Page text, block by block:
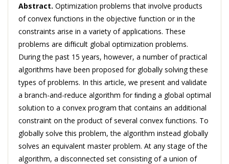
Abstract. Optimization problems that involve products
of convex functions in the objective function or in the
constraints arise in a variety of applications. These
problems are difﬁcult global optimization problems.
During the past 15 years, however, a number of practical
algorithms have been proposed for globally solving these
types of problems. In this article, we present and validate
a branch-and-reduce algorithm for ﬁnding a global optimal
solution to a convex program that contains an additional
constraint on the product of several convex functions. To
globally solve this problem, the algorithm instead globally
solves an equivalent master problem. At any stage of the
algorithm, a disconnected set consisting of a union of